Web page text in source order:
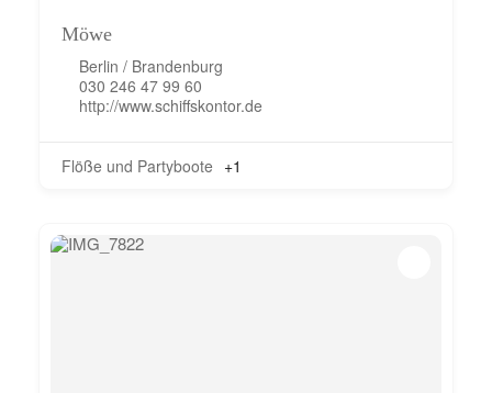
Möwe
Berlin / Brandenburg
030 246 47 99 60
http://www.schiffskontor.de
Flöße und Partyboote +1